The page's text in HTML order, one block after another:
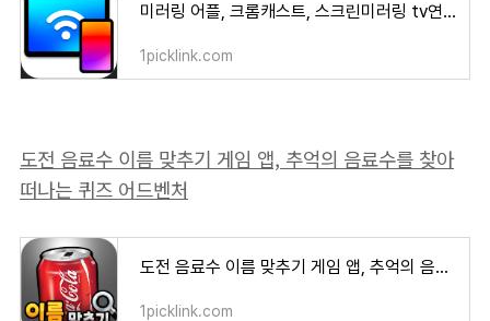
미러링 어플, 크롬캐스트, 스크린미러링 tv연결하기
1picklink.com
도전 음료수 이름 맞추기 게임 앱, 추억의 음료수를 찾아
떠나는 퀴즈 어드벤처
도전 음료수 이름 맞추기 게임 앱, 추억의 음료수를 찾아 떠나는 퀴즈 어드벤처
1picklink.com